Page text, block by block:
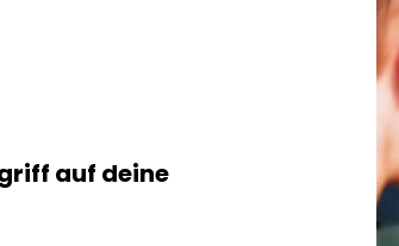
auf deine